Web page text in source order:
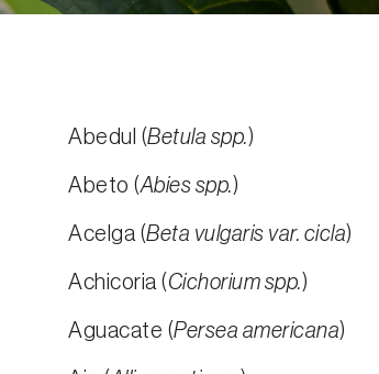
Abedul (Betula spp.)
Abeto (Abies spp.)
Acelga (Beta vulgaris var. cicla)
Achicoria (Cichorium spp.)
Aguacate (Persea americana)